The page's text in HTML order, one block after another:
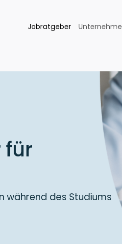
Jobratgeber
während des Studiums